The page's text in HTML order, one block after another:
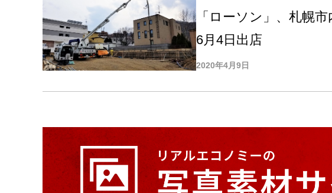
「ローソン」、札幌
6月4日出店
2020年4月9日